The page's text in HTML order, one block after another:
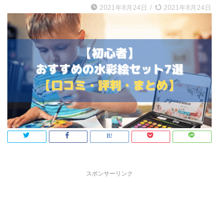
2021年8月24日 / 2021年8月24日
スポンサーリンク